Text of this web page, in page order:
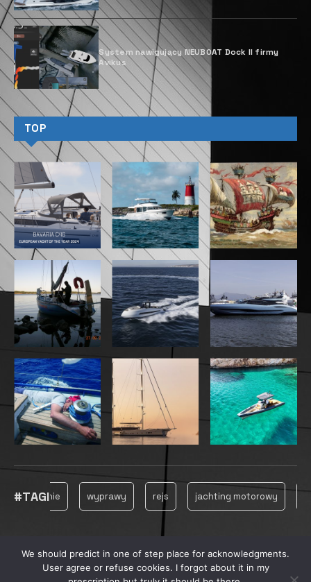
System nawigujący NEUBOAT Dock II firmy
Avikus
TOP
#TAGI wyprawy rejs jachting motorowy
© 2025, MARINECONSULTING
We should predict in one of step place for acknowledgments.
User agree or refuse cookies. I forgot about it in my